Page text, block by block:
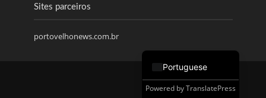
Sites parceiros
portovelhonews.com.br
Powered byTranslatePress
Portuguese